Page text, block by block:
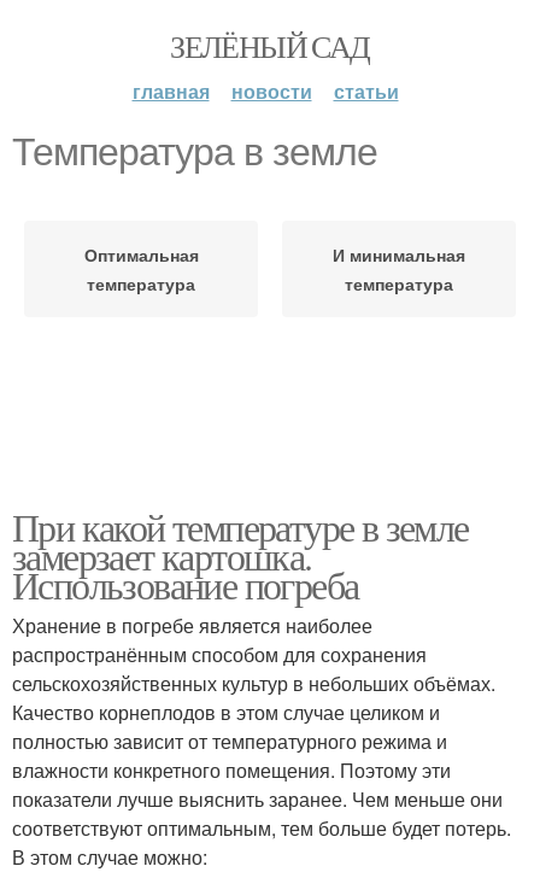
ЗЕЛЁНЫЙ САД
главная новости статьи
Температура в земле
Оптимальная
температура
И минимальная
температура
При какой температуре в земле
замерзает картошка.
Использование погреба
Хранение в погребе является наиболее
распространённым способом для сохранения
сельскохозяйственных культур в небольших объёмах.
Качество корнеплодов в этом случае целиком и
полностью зависит от температурного режима и
влажности конкретного помещения. Поэтому эти
показатели лучше выяснить заранее. Чем меньше они
соответствуют оптимальным, тем больше будет потерь.
В этом случае можно: